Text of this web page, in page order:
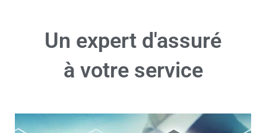
Un expert d'assuré
à votre service